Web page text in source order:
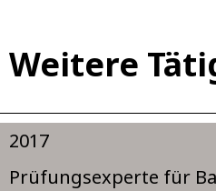
Weitere
2017
Prüfungsexperte für